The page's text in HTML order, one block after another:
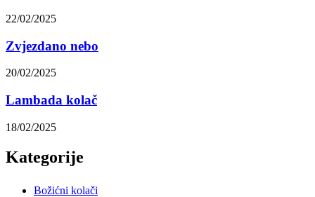
22/02/2025
Zvjezdano nebo
20/02/2025
Lambada kolač
18/02/2025
Kategorije
Božićni kolači